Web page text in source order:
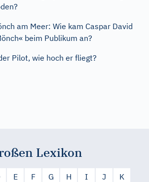
am Meer: Wie kam Caspar David
beim Publikum an?
Pilot, wie hoch er fliegt?
Lexikon
E F G H I J
K